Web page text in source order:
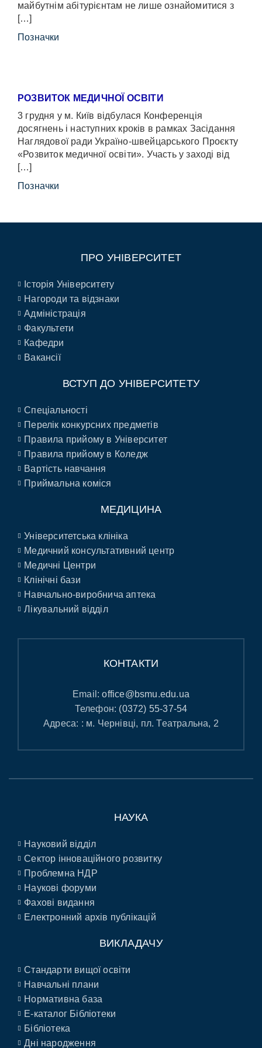
майбутнім абітурієнтам не лише ознайомитися з
[…]
Позначки
РОЗВИТОК МЕДИЧНОЇ ОСВІТИ
3 грудня у м. Київ відбулася Конференція
досягнень і наступних кроків в рамках Засідання
Наглядової ради Україно-швейцарського Проєкту
«Розвиток медичної освіти». Участь у заході від
[…]
Позначки
ПРО УНІВЕРСИТЕТ
Історія Університету
Нагороди та відзнаки
Адміністрація
Факультети
Кафедри
Вакансії
ВСТУП ДО УНІВЕРСИТЕТУ
Спеціальності
Перелік конкурсних предметів
Правила прийому в Університет
Правила прийому в Коледж
Вартість навчання
Приймальна коміся
МЕДИЦИНА
Університетська клініка
Медичний консультативний центр
Медичні Центри
Клінічні бази
Навчально-виробнича аптека
Лікувальний відділ
КОНТАКТИ
Email:office@bsmu.edu.ua
Телефон: (0372) 55-37-54
Адреса: : м. Чернівці, пл. Театральна, 2
НАУКА
Науковий відділ
Сектор інноваційного розвитку
Проблемна НДР
Наукові форуми
Фахові видання
Електронний архів публікацій
ВИКЛАДАЧУ
Стандарти вищої освіти
Навчальні плани
Нормативна база
E-каталог Бібліотеки
Бібліотека
Дні народження